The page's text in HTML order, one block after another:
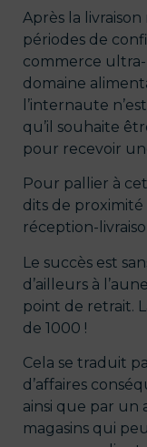
Après la
périodes de
commerce
domaine
l’internaute
qu’il souhaite
pour recevoir
Pour pallier à
dits de proximité
réception-
Le succès est
d’ailleurs à
point de retrait.
de 1000 !
Cela se traduit
d’affaires
ainsi que par un
magasins qui